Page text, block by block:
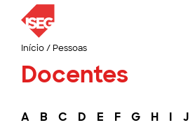
Início/ Pessoas
Docentes
A B C D E F G H I J